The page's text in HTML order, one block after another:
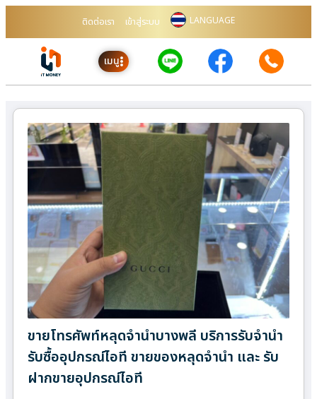
ติดต่อเรา เข้าสู่ระบบ LANGUAGE
เมนู
ขายโทรศัพท์หลุดจำนำบางพลี บริการรับจำนำ
รับซื้ออุปกรณ์ไอที ขายของหลุดจำนำ และ รับ
ฝากขายอุปกรณ์ไอที